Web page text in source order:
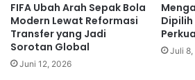
FIFA Ubah Arah Sepak Bola
Modern Lewat Reformasi
Transfer yang Jadi
Sorotan Global
Juni 12, 2026
Juli 8,